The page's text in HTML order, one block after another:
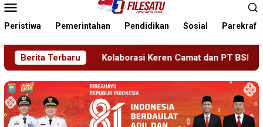
Mobile
Peristiwa Pemerintahan Pendidikan Sosial Parekraf
Berita Terbaru
Keren Camat dan PT BSI, Bantu Turis Italia Tersesat di